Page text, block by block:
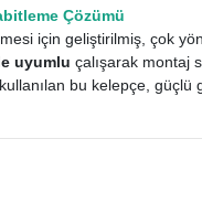
Çözümü
için geliştirilmiş, çok
uyumlu çalışarak montaj
bu kelepçe, güçlü